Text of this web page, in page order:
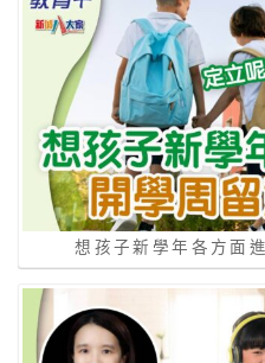
想孩子新學年各方面